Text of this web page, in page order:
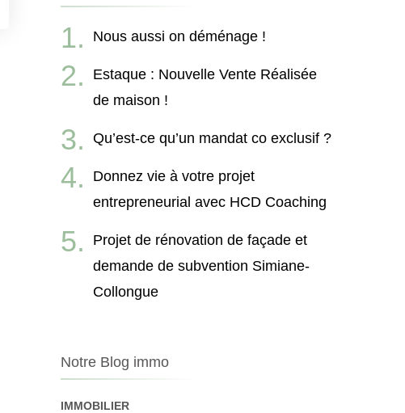
Nous aussi on déménage !
Estaque : Nouvelle Vente Réalisée
de maison !
Qu’est-ce qu’un mandat co exclusif ?
Donnez vie à votre projet
entrepreneurial avec HCD Coaching
Projet de rénovation de façade et
demande de subvention Simiane-
Collongue
Notre Blog immo
IMMOBILIER